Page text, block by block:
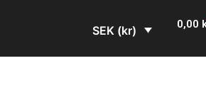
SEK (kr) 0,00